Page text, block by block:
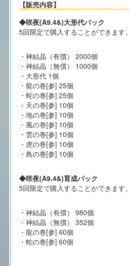
【販売内容】
◆咲夜(A9.4&)大形代パック
5回限定で購入することができます。
・神結晶（有償） 2000個
・神結晶（無償） 1000個
・大形代 1個
・龍の巻[参] 25個
・蛇の巻[参] 25個
・天の巻[参] 10個
・地の巻[参] 10個
・風の巻[参] 10個
・雲の巻[参] 10個
・虎の巻[参] 10個
・鳥の巻[参] 10個
◆咲夜(A9.4&)育成パック
5回限定で購入することができます。
・神結晶（有償） 980個
・神結晶（無償） 352個
・龍の巻[参] 60個
・蛇の巻[参] 60個